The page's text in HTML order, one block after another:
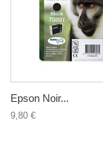
Epson Noir...
9,80 €